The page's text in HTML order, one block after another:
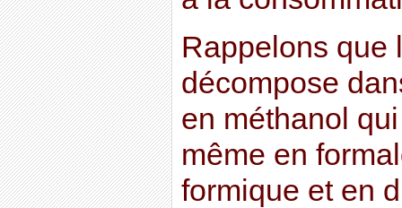
Rappelons que
décompose
en méthanol
même en
formique et en